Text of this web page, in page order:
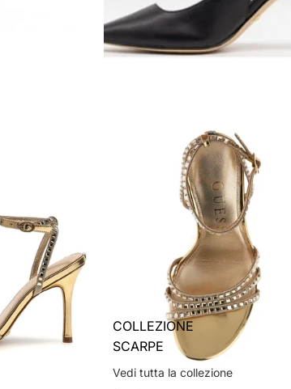
COLLEZIONE
SCARPE
Vedi tutta la collezione